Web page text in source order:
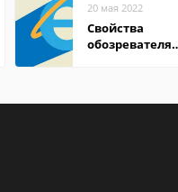
20 мая 2022
Свойства
обозревателя